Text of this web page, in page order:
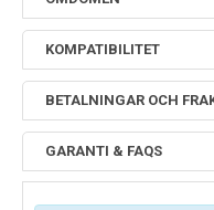
KOMPATIBILITET
BETALNINGAR OCH
GARANTI & FAQS